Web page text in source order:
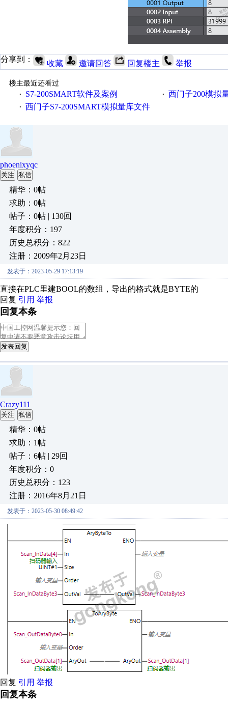
分享到： 收藏 邀请回答 回复楼主 举报
楼主最近还看过
·
S7-200SMART软件及案例 · 西门子200模拟
· 西门子S7-200SMART模拟量库文件
phoenixyqc
关注 私信
精华：0帖
求助：0帖
帖子：0帖 | 130回
年度积分：197
历史总积分：822
注册：2009年2月23日
发表于：2023-05-29 17:13:19
直接在PLC里建BOOL的数组，导出的格式就是BYTE的
回复 引用 举报
回复本条
发表回复
Crazy111
关注 私信
精华：0帖
求助：1帖
帖子：6帖 | 29回
年度积分：0
历史总积分：123
注册：2016年8月21日
发表于：2023-05-30 08:49:42
回复 引用 举报
回复本条